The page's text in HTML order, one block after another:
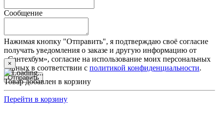
Сообщение
Нажимая кнопку "Отправить", я подтверждаю своё согласие
получать уведомления о заказе и другую информацию от
«Сантехбум», согласие на использование моих персональных
данных в соответствии с политикой конфиденциальности.
Отправить
×
Товар добавлен в корзину
Перейти в корзину